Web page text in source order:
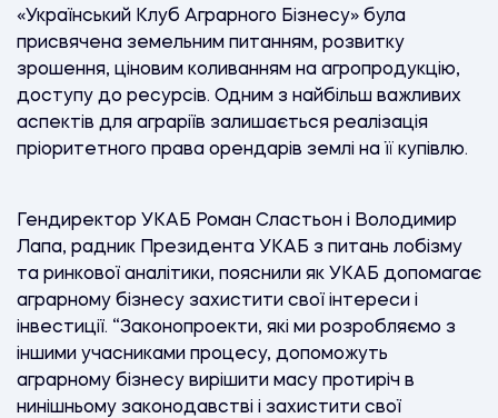
«Український Клуб Аграрного Бізнесу» була
присвячена земельним питанням, розвитку
зрошення, ціновим коливанням на агропродукцію,
доступу до ресурсів. Одним з найбільш важливих
аспектів для аграріїв залишається реалізація
пріоритетного права орендарів землі на її купівлю.
Гендиректор УКАБ Роман Сластьон і Володимир
Лапа, радник Президента УКАБ з питань лобізму
та ринкової аналітики, пояснили як УКАБ допомагає
аграрному бізнесу захистити свої інтереси і
інвестиції. “Законопроекти, які ми розробляємо з
іншими учасниками процесу, допоможуть
аграрному бізнесу вирішити масу протиріч в
нинішньому законодавстві і захистити свої